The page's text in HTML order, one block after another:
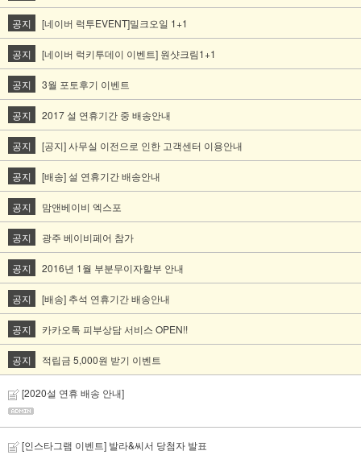
공지 [네이버 럭투EVENT]밀크오일 1+1
공지 [네이버 럭키투데이 이벤트] 원샷크림1+1
공지 3월 포토후기 이벤트
공지 2017 설 연휴기간 중 배송안내
공지 [공지] 사무실 이전으로 인한 고객센터 이용안내
공지 [배송] 설 연휴기간 배송안내
공지 맘앤베이비 엑스포
공지 광주 베이비페어 참가
공지 2016년 1월 부분무이자할부 안내
공지 [배송] 추석 연휴기간 배송안내
공지 카카오톡 피부상담 서비스 OPEN!!
공지 적립금 5,000원 받기 이벤트
[2020설 연휴 배송 안내]
[인스타그램 이벤트] 발라&씨서 당첨자 발표